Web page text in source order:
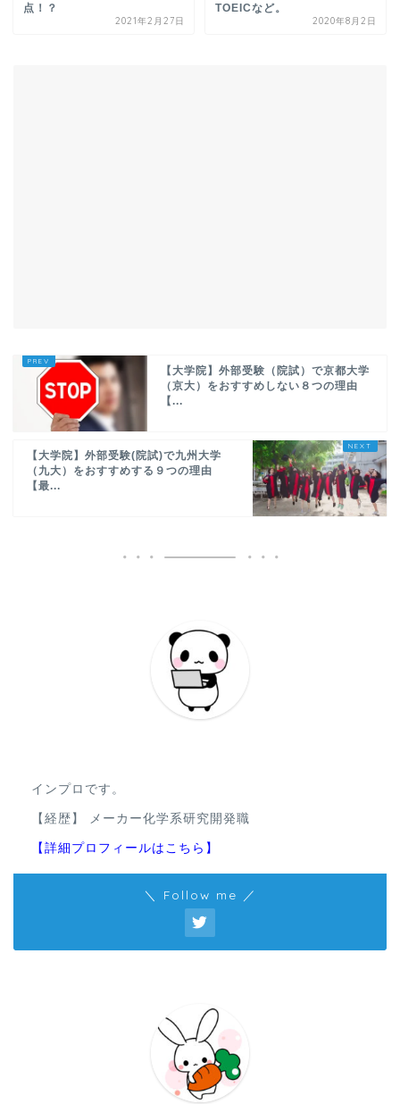
点！？
2021年2月27日
TOEICなど。
2020年8月2日
【大学院】外部受験（院試）で京都大学
（京大）をおすすめしない８つの理由
【...
【大学院】外部受験(院試)で九州大学
（九大）をおすすめする９つの理由
【最...
インプロです。
【経歴】 メーカー化学系研究開発職
【詳細プロフィールはこちら】
＼ Follow me ／